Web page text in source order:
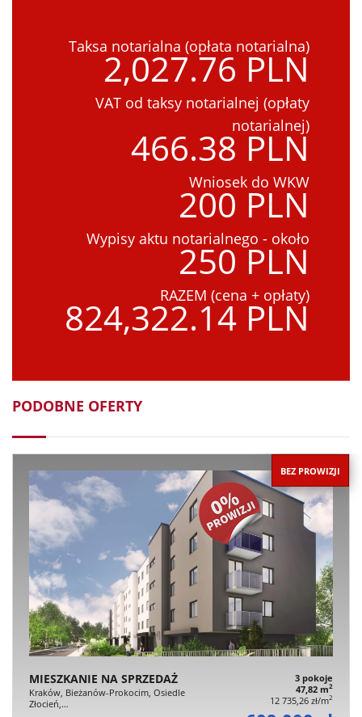
Taksa notarialna (opłata notarialna)
2,027.76 PLN
VAT od taksy notarialnej (opłaty
notarialnej)
466.38 PLN
Wniosek do WKW
200 PLN
Wypisy aktu notarialnego - około
250 PLN
RAZEM (cena + opłaty)
824,322.14 PLN
PODOBNE OFERTY
BEZ PROWIZJI
MIESZKANIE NA SPRZEDAŻ
Kraków, Bieżanów-Prokocim, Osiedle
Złocień,…
3 pokoje
47,82 m2
12 735,26 zł/m2